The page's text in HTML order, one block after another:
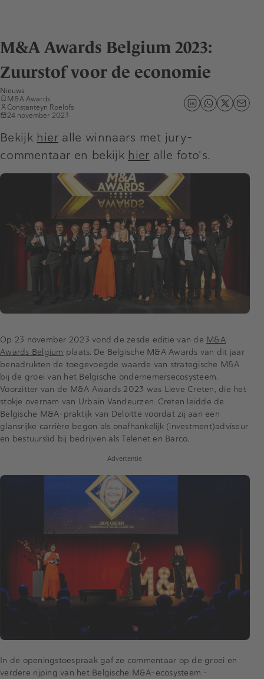
M&A Awards Belgium 2023:
Zuurstof voor de economie
Nieuws
M&A Awards
Constanteyn Roelofs
24 november 2023
Bekijk hieralle winnaars met jury-
commentaar en bekijk hier alle foto's.
Op 23 november 2023 vond de zesde editie van de M&A
Awards Belgium plaats. De Belgische M&A Awards van dit jaar
benadrukten de toegevoegde waarde van strategische M&A
bij de groei van het Belgische ondernemersecosysteem.
Voorzitter van de M&A Awards 2023 was Lieve Creten, die het
stokje overnam van Urbain Vandeurzen. Creten leidde de
Belgische M&A-praktijk van Deloitte voordat zij aan een
glansrijke carrière begon als onafhankelijk (investment)adviseur
en bestuurslid bij bedrijven als Telenet en Barco.
Advertentie
In de openingstoespraak gaf ze commentaar op de groei en
verdere rijping van het Belgische M&A-ecosysteem –